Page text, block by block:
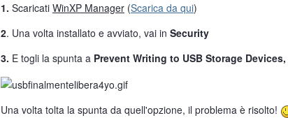
1. Scaricati WinXP Manager (Scarica da qui)
2. Una volta installato e avviato, vai in Security
3. E togli la spunta a Prevent Writing to USB Storage Devices,
Una volta tolta la spunta da quell'opzione, il problema è risolto!